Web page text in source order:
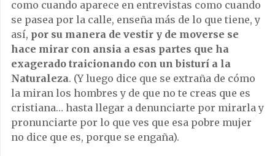
como cuando aparece en entrevistas como cuando
se pasea por la calle, enseña más de lo que tiene, y
así, por su manera de vestir y de moverse se
hace mirar con ansia a esas partes que ha
exagerado traicionando con un bisturí a la
Naturaleza. (Y luego dice que se extraña de cómo
la miran los hombres y de que no te creas que es
cristiana… hasta llegar a denunciarte por mirarla y
pronunciarte por lo que ves que esa pobre mujer
no dice que es, porque se engaña).